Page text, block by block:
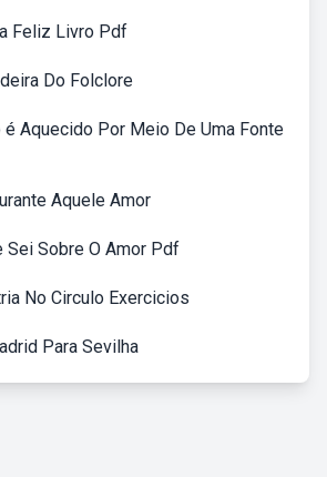
Feliz Livro Pdf
Do Folclore
é Aquecido Por Meio De Uma Fonte
Aquele Amor
Sei Sobre O Amor Pdf
No Circulo Exercicios
Para Sevilha